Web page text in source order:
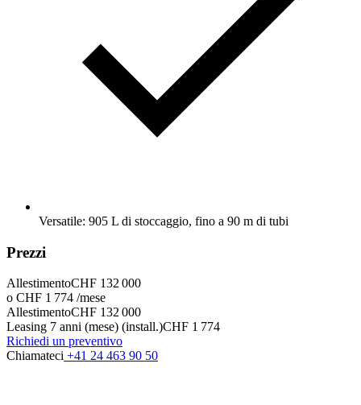
Versatile: 905 L di stoccaggio, fino a 90 m di tubi
Prezzi
AllestimentoCHF 132 000
o CHF 1 774 /mese
AllestimentoCHF 132 000
Leasing 7 anni (mese) (install.)CHF 1 774
Richiedi un preventivo
Chiamateci +41 24 463 90 50